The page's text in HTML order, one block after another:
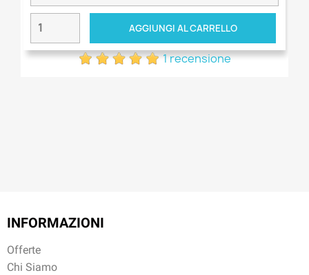
AGGIUNGI AL CARRELLO
1 recensione
INFORMAZIONI
Offerte
Chi Siamo